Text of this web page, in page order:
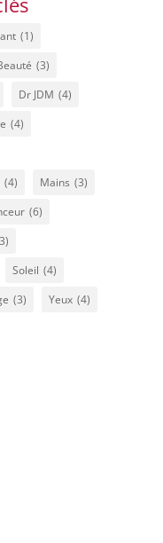
(1)
(3)
Dr JDM (4)
(4)
(4) Mains (3)
(6)
Soleil (4)
(3) Yeux (4)